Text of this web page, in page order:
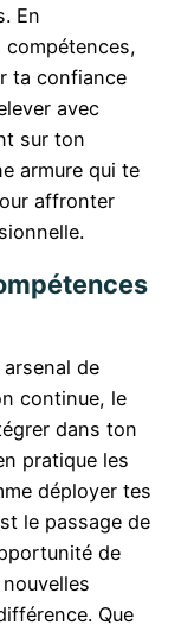
En
ta confiance
avec
sur ton
armure qui te
affronter
de
continue, le
dans ton
pratique les
déployer tes
le passage de
de
Que